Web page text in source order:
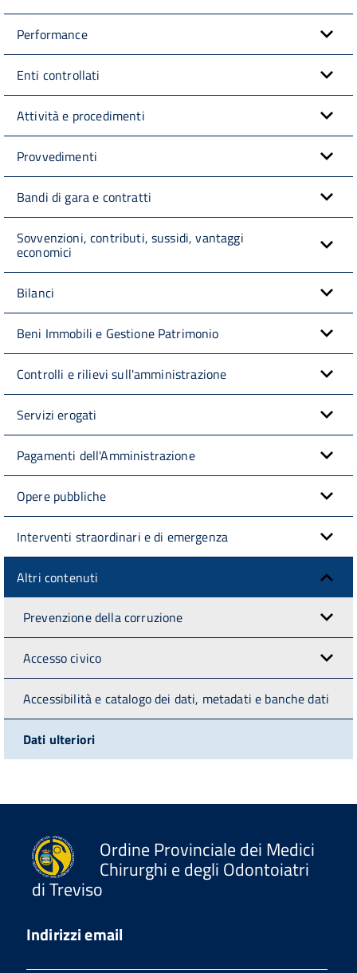
Performance
Enti controllati
Attività e procedimenti
Provvedimenti
Bandi di gara e contratti
Sovvenzioni, contributi, sussidi, vantaggi
economici
Bilanci
Beni Immobili e Gestione Patrimonio
Controlli e rilievi sull'amministrazione
Servizi erogati
Pagamenti dell'Amministrazione
Opere pubbliche
Interventi straordinari e di emergenza
Altri contenuti
Prevenzione della corruzione
Accesso civico
Accessibilità e catalogo dei dati, metadati e banche dati
Dati ulteriori
Ordine Provinciale dei Medici
Chirurghi e degli Odontoiatri
di Treviso
Indirizzi email